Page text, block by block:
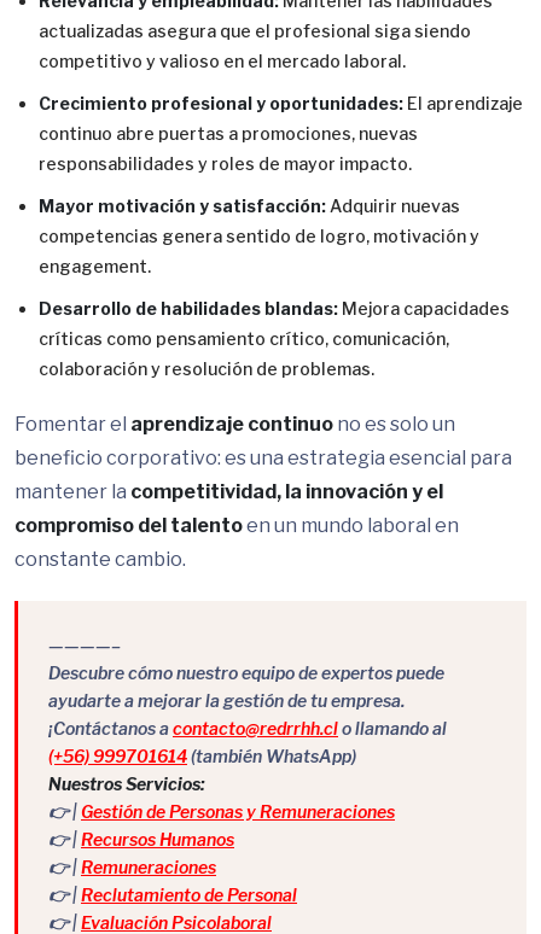
actualizadas asegura que el profesional siga siendo
competitivo y valioso en el mercado laboral.
Crecimiento profesional y oportunidades: El aprendizaje
continuo abre puertas a promociones, nuevas
responsabilidades y roles de mayor impacto.
Mayor motivación y satisfacción: Adquirir nuevas
competencias genera sentido de logro, motivación y
engagement.
Desarrollo de habilidades blandas: Mejora capacidades
críticas como pensamiento crítico, comunicación,
colaboración y resolución de problemas.
Fomentar el aprendizaje continuo no es solo un
beneficio corporativo: es una estrategia esencial para
mantener la competitividad, la innovación y el
compromiso del talentoen un mundo laboral en
constante cambio.
————–
Descubre cómo nuestro equipo de expertos puede
ayudarte a mejorar la gestión de tu empresa.
¡Contáctanos acontacto@redrrhh.clo llamando al
(+56) 999701614(también WhatsApp)
Nuestros Servicios:
👉 |Gestión de Personas y Remuneraciones
👉 |Recursos Humanos
👉 |Remuneraciones
👉 |Reclutamiento de Personal
👉 |Evaluación Psicolaboral